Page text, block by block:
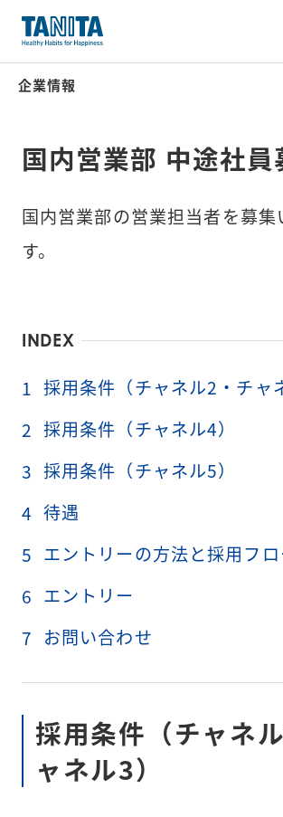
企業情報
国内営業部 中途社員
国内営業部の営業担当者を募集
す。
INDEX
1 採用条件（チャネル2・チャ
2 採用条件（チャネル4）
3 採用条件（チャネル5）
4 待遇
5 エントリーの方法と採用フ
6 エントリー
7 お問い合わせ
採用条件（チャネ
ャネル3）